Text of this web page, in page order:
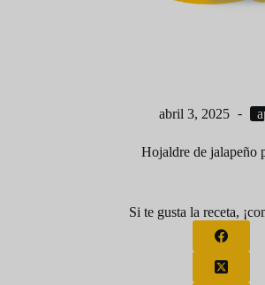
abril 3, 2025
Hojaldre de jalapeño
Si te gusta la receta,